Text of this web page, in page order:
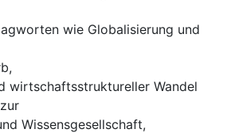
wie Globalisierung und
wirtschaftsstruktureller Wandel
Wissensgesellschaft,